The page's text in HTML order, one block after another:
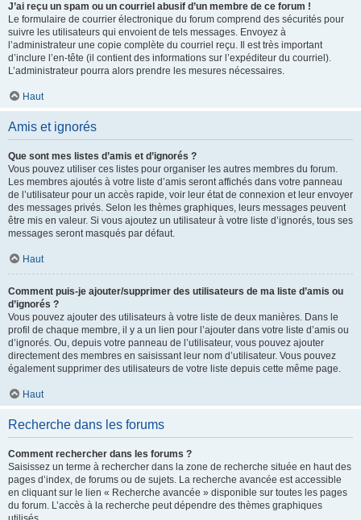
J’ai reçu un spam ou un courriel abusif d’un membre de ce forum !
Le formulaire de courrier électronique du forum comprend des sécurités pour
suivre les utilisateurs qui envoient de tels messages. Envoyez à
l’administrateur une copie complète du courriel reçu. Il est très important
d’inclure l’en-tête (il contient des informations sur l’expéditeur du courriel).
L’administrateur pourra alors prendre les mesures nécessaires.
Haut
Amis et ignorés
Que sont mes listes d’amis et d’ignorés ?
Vous pouvez utiliser ces listes pour organiser les autres membres du forum.
Les membres ajoutés à votre liste d’amis seront affichés dans votre panneau
de l’utilisateur pour un accès rapide, voir leur état de connexion et leur envoyer
des messages privés. Selon les thèmes graphiques, leurs messages peuvent
être mis en valeur. Si vous ajoutez un utilisateur à votre liste d’ignorés, tous ses
messages seront masqués par défaut.
Haut
Comment puis-je ajouter/supprimer des utilisateurs de ma liste d’amis ou
d’ignorés ?
Vous pouvez ajouter des utilisateurs à votre liste de deux manières. Dans le
profil de chaque membre, il y a un lien pour l’ajouter dans votre liste d’amis ou
d’ignorés. Ou, depuis votre panneau de l’utilisateur, vous pouvez ajouter
directement des membres en saisissant leur nom d’utilisateur. Vous pouvez
également supprimer des utilisateurs de votre liste depuis cette même page.
Haut
Recherche dans les forums
Comment rechercher dans les forums ?
Saisissez un terme à rechercher dans la zone de recherche située en haut des
pages d’index, de forums ou de sujets. La recherche avancée est accessible
en cliquant sur le lien « Recherche avancée » disponible sur toutes les pages
du forum. L’accès à la recherche peut dépendre des thèmes graphiques